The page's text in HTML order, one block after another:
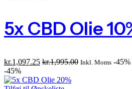
5x CBD Olie
kr.1,097.25 kr.1,995.00 Inkl. Moms -45%
-45%